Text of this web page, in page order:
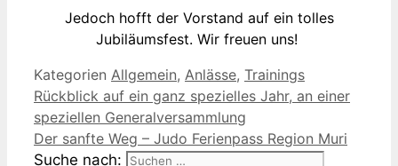
Jedoch hofft der Vorstand auf ein tolles
Jubiläumsfest. Wir freuen uns!
Kategorien Allgemein, Anlässe, Trainings
Rückblick auf ein ganz spezielles Jahr, an einer
speziellen Generalversammlung
Der sanfte Weg – Judo Ferienpass Region Muri
Suche nach: